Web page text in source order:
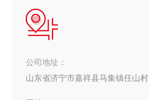
公司地址：
山东省济宁市嘉祥县马集镇任山村